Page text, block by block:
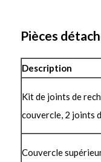
Pièces
Description
Kit de joints de
couvercle, 2 joints
Couvercle